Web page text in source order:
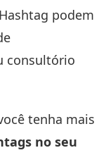
podem
consultório
tenha mais
no seu